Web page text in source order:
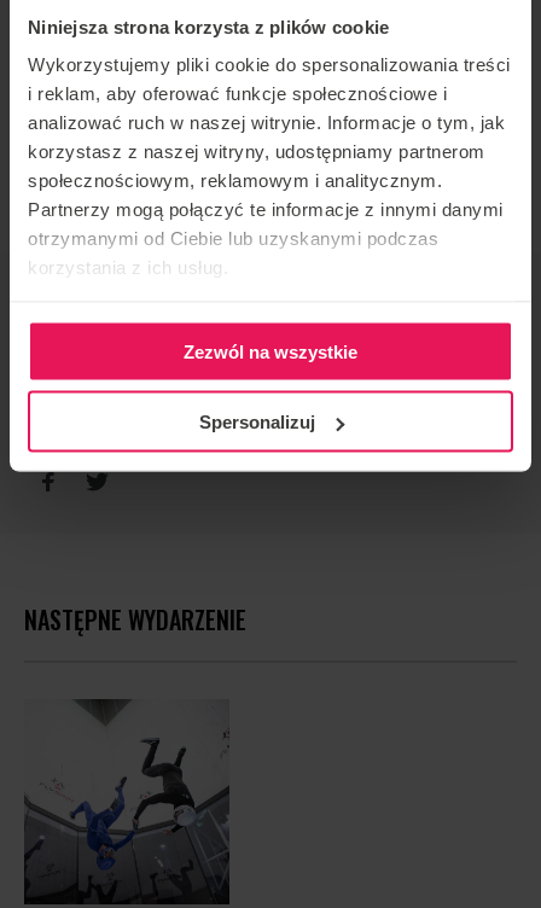
Niniejsza strona korzysta z plików cookie
Wykorzystujemy pliki cookie do spersonalizowania treści
i reklam, aby oferować funkcje społecznościowe i
analizować ruch w naszej witrynie. Informacje o tym, jak
korzystasz z naszej witryny, udostępniamy partnerom
społecznościowym, reklamowym i analitycznym.
Partnerzy mogą połączyć te informacje z innymi danymi
otrzymanymi od Ciebie lub uzyskanymi podczas
korzystania z ich usług.
Zezwól na wszystkie
Spersonalizuj
REJESTRACJA
Jeśli masz jakieś pytania, skontaktuj się z
nami:agnieszka.olczyk@flyspot.com
Flyspot
agnieszka.olczyk@flyspot.com
POLEĆ TO WYDARZENIE
NASTĘPNE WYDARZENIE